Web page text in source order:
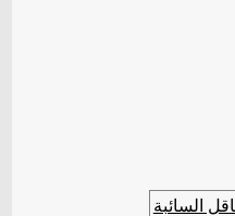
السائبة